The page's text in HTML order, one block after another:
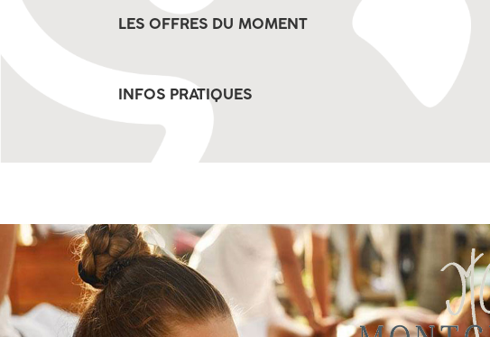
LES OFFRES DU MOMENT
INFOS PRATIQUES